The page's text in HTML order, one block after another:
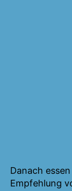
Danach
Empfehlung